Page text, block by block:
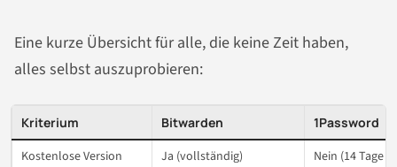
Eine kurze Übersicht für alle, die keine Zeit haben,
alles selbst auszuprobieren:
Kriterium Bitwarden 1Password
Kostenlose Version Ja (vollständig)
Nein (14 Tage